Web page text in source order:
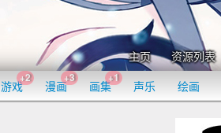
主页 资源列表
游戏
+2
漫画
+3
画集
+1
声乐 绘画